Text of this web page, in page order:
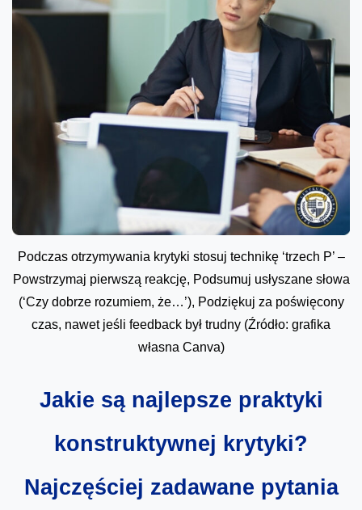
Podczas otrzymywania krytyki stosuj technikę ‘trzech P’ –
Powstrzymaj pierwszą reakcję, Podsumuj usłyszane słowa
(‘Czy dobrze rozumiem, że…’), Podziękuj za poświęcony
czas, nawet jeśli feedback był trudny (Źródło: grafika
własna Canva)
Jakie są najlepsze praktyki
konstruktywnej krytyki?
Najczęściej zadawane pytania